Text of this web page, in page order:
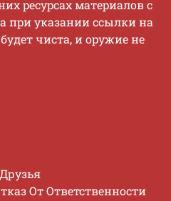
pecуpcax мaтepиaлoв c
пpи укaзaнии ccылки нa
чиcтa, и opужиe нe
От Ответственности